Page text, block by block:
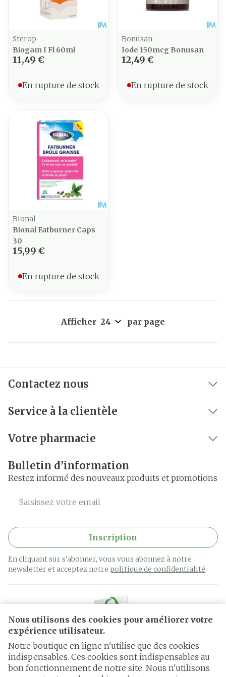
Nous utilisons des cookies pour améliorer votre
expérience utilisateur.
Notre boutique en ligne n'utilise que des cookies
indispensables. Ces cookies sont indispensables au
bon fonctionnement de notre site. Nous n'utilisons
Sterop
Biogam I Fl 60ml
11,49 €
En rupture de stock
Bonusan
Iode 150mcg Bonusan
12,49 €
En rupture de stock
Bional
Bional Fatburner Caps
30
15,99 €
En rupture de stock
Afficher par page
Contactez nous
Service à la clientèle
Votre pharmacie
Bulletin d’information
Restez informé des nouveaux produits et promotions
Adresse mail
Inscription
En cliquant sur s'abonner, vous vous abonnez à notre
newsletter et acceptez notre politique de confidentialité.
Liens légaux